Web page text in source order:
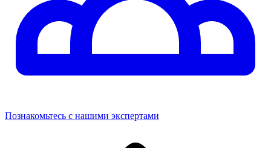
Познакомьтесь с нашими экспертами